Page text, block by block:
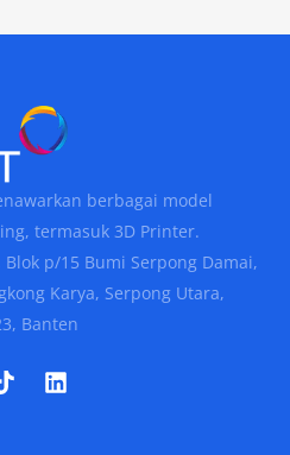
berbagai model
termasuk 3D Printer.
p/15 Bumi Serpong Damai,
Karya, Serpong Utara,
Banten